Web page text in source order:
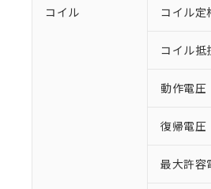
コイル コイル定
コイル抵
動作電圧
復帰電圧
最大許容